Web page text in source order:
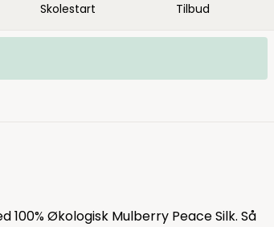
Skolestart Tilbud
Økologisk Mulberry Peace Silk. Så